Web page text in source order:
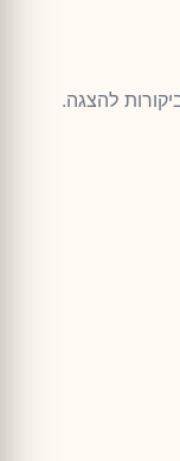
להצגה.